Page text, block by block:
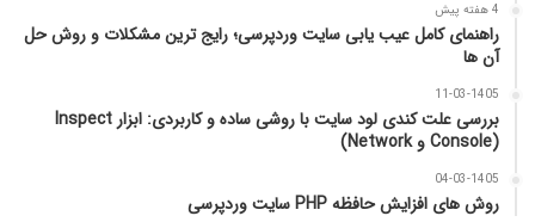
4 هفته پیش
راهنمای کامل عیب‌ یابی سایت وردپرسی؛ رایج‌ ترین مشکلات و روش حل
آن‌ ها
11-03-1405
بررسی علت کندی لود سایت با روشی ساده و کاربردی: ابزار Inspect
(Console و Network)
04-03-1405
روش‌ های افزایش حافظه PHP سایت وردپرسی